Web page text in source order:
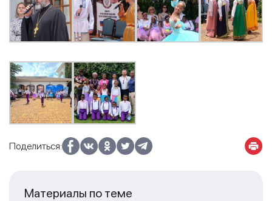
Поделиться:
Материалы по теме